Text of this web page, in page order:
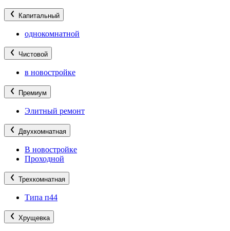
Капитальный
однокомнатной
Чистовой
в новостройке
Премиум
Элитный ремонт
Двухкомнатная
В новостройке
Проходной
Трехкомнатная
Типа п44
Хрущевка